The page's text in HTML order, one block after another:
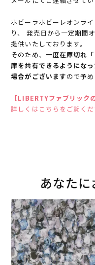
ホビーラホビーレオンラ
り、 発売日から一定期間
提供いたしております。
そのため、 一度在庫切れ
庫を共有できるようにな
場合がございますので予め
【LIBERTYファブリック
詳しくはこちらをご覧くだ
あなた